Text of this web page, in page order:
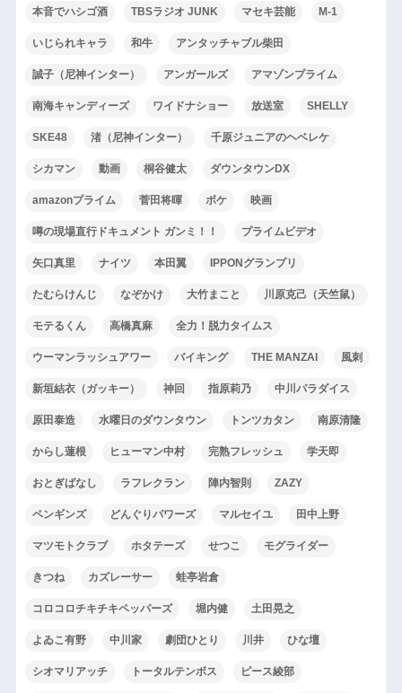
本音でハシゴ酒 TBSラジオ JUNK マセキ芸能 M-1
いじられキャラ 和牛 アンタッチャブル柴田
誠子（尼神インター） アンガールズ アマゾンプライム
南海キャンディーズ ワイドナショー 放送室 SHELLY
SKE48 渚（尼神インター） 千原ジュニアのヘベレケ
シカマン 動画 桐谷健太 ダウンタウンDX
amazonプライム 菅田将暉 ボケ 映画
噂の現場直行ドキュメント ガンミ！！ プライムビデオ
矢口真里 ナイツ 本田翼 IPPONグランプリ
たむらけんじ なぞかけ 大竹まこと 川原克己（天竺鼠）
モテるくん 高橋真麻 全力！脱力タイムス
ウーマンラッシュアワー バイキング THE MANZAI 風刺
新垣結衣（ガッキー） 神回 指原莉乃 中川パラダイス
原田泰造 水曜日のダウンタウン トンツカタン 南原清隆
からし蓮根 ヒューマン中村 完熟フレッシュ 学天即
おとぎばなし ラフレクラン 陣内智則 ZAZY
ペンギンズ どんぐりパワーズ マルセイユ 田中上野
マツモトクラブ ホタテーズ せつこ モグライダー
きつね カズレーサー 蛙亭岩倉
コロコロチキチキペッパーズ 堀内健 土田晃之
よゐこ有野 中川家 劇団ひとり 川井 ひな壇
シオマリアッチ トータルテンボス ピース綾部